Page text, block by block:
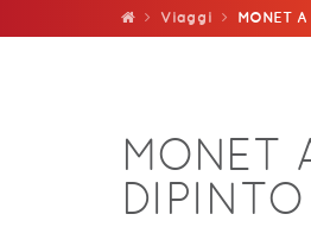
Viaggi MONET
MONET
DIPINTO